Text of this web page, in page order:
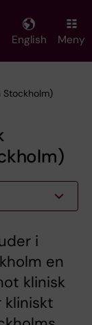
English Meny
Stockholm)
i
en
klinisk
kliniskt